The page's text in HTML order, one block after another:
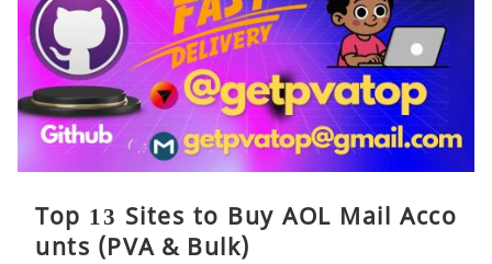
Top 13 Sites to Buy AOL Mail Acco
unts (PVA & Bulk)